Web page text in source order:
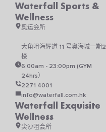
可
在
产
上
择
这
些
选
项
Waterfall Sports &
Wellness
奥运会所
大角咀海辉道 11 号奥海城一期2
楼
6:00am - 23:00pm (GYM
24hrs）
2271 4001
info@waterfall.com.hk
Waterfall Exquisite
Wellness
尖沙咀会所